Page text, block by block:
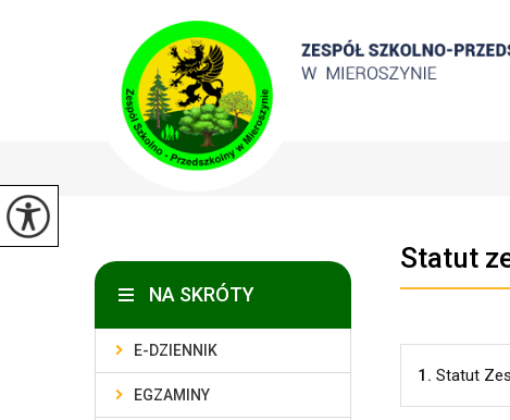
Statut
1. Statut
NA SKRÓTY
E-DZIENNIK
EGZAMINY